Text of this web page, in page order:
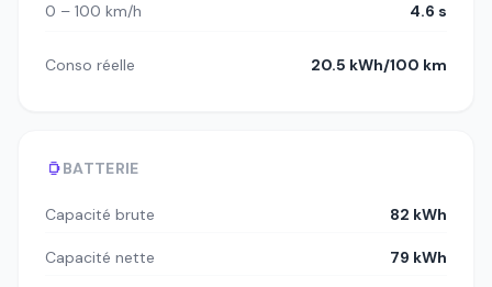
0 – 100 km/h 4.6 s
Conso réelle 20.5 kWh/100 km
BATTERIE
Capacité brute 82 kWh
Capacité nette 79 kWh